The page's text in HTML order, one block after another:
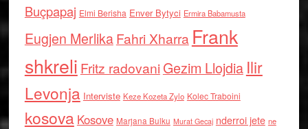
Buçpapaj Elmi Berisha Enver Bytyci Ermira Babamusta
Eugjen MerlikaFahri Xharra Frank
shkreli Fritz radovaniGezim Llojdia Ilir
Levonja Interviste Keze Kozeta Zylo Kolec Traboini
kosova Kosove Marjana Bulku Murat Gecaj nderroi jete ne